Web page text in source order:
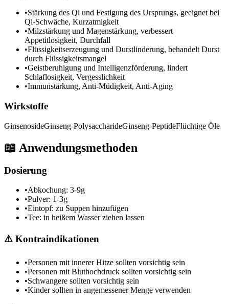
•Stärkung des Qi und Festigung des Ursprungs, geeignet bei
Qi-Schwäche, Kurzatmigkeit
•Milzstärkung und Magenstärkung, verbessert
Appetitlosigkeit, Durchfall
•Flüssigkeitserzeugung und Durstlinderung, behandelt Durst
durch Flüssigkeitsmangel
•Geistberuhigung und Intelligenzförderung, lindert
Schlaflosigkeit, Vergesslichkeit
•Immunstärkung, Anti-Müdigkeit, Anti-Aging
Wirkstoffe
GinsenosideGinseng-PolysaccharideGinseng-PeptideFlüchtige Öle
📖 Anwendungsmethoden
Dosierung
•Abkochung: 3-9g
•Pulver: 1-3g
•Eintopf: zu Suppen hinzufügen
•Tee: in heißem Wasser ziehen lassen
⚠️ Kontraindikationen
•Personen mit innerer Hitze sollten vorsichtig sein
•Personen mit Bluthochdruck sollten vorsichtig sein
•Schwangere sollten vorsichtig sein
•Kinder sollten in angemessener Menge verwenden